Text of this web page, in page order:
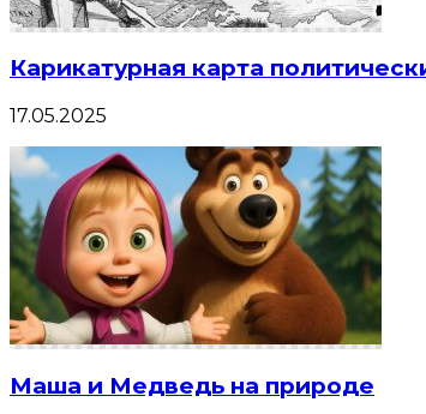
Карикатурная карта
17.05.2025
Маша и Медведь на природе